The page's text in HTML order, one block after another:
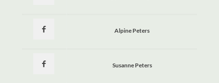
Alpine Peters
Susanne Peters